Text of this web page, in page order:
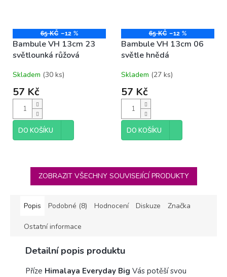
65 KČ –12 %
Bambule VH 13cm 23
světlounká růžová
Skladem (30 ks)
57 Kč
DO KOŠÍKU
65 KČ –12 %
Bambule VH 13cm 06
světle hnědá
Skladem (27 ks)
57 Kč
DO KOŠÍKU
ZOBRAZIT VŠECHNY SOUVISEJÍCÍ PRODUKTY
Popis Podobné (8) Hodnocení Diskuze Značka
Ostatní informace
Detailní popis produktu
Příze Himalaya Everyday Big Vás potěší svou